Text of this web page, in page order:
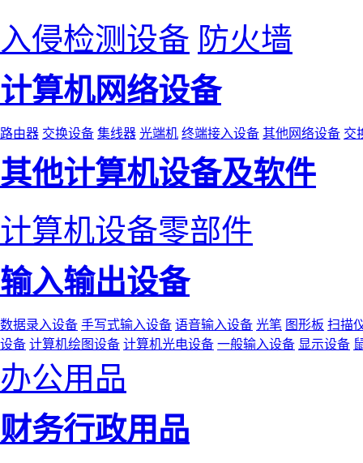
入侵检测设备 防火墙
计算机网络设备
路由器 交换设备 集线器 光端机 终端接入设备 其他网络设备 交
其他计算机设备及软件
计算机设备零部件
输入输出设备
数据录入设备 手写式输入设备 语音输入设备 光笔 图形板 扫描
设备 计算机绘图设备 计算机光电设备 一般输入设备 显示设备
办公用品
财务行政用品